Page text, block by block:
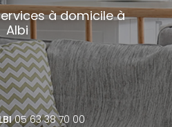
à domicile à
Albi
05 63 38 70 00